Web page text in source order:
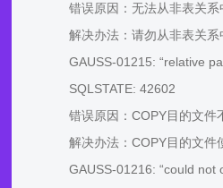
错误原因：无法从非表关系
解决办法：请勿从非表关系
GAUSS-01215: “relative
SQLSTATE: 42602
错误原因：COPY目的文件
解决办法：COPY目的文件
GAUSS-01216: “could not